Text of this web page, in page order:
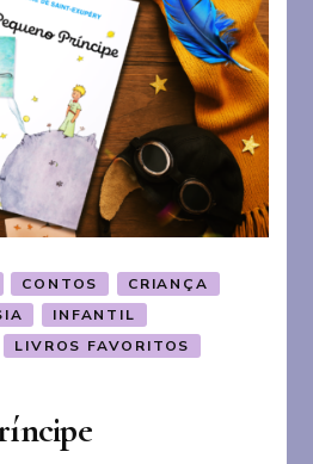
CONTOS
CRIANÇA
INFANTIL
LIVROS FAVORITOS